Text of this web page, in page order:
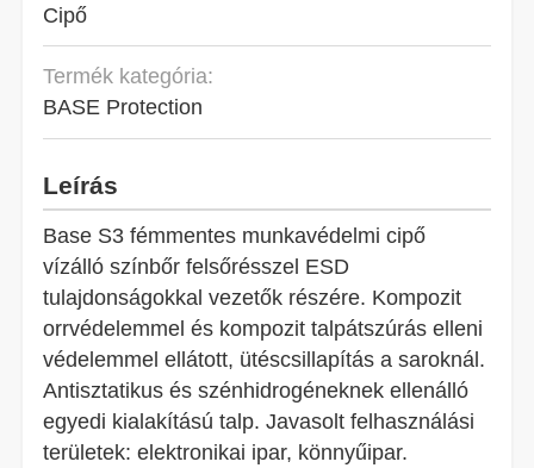
Cipő
Termék kategória:
BASE Protection
Leírás
Base S3 fémmentes munkavédelmi cipő
vízálló színbőr felsőrésszel ESD
tulajdonságokkal vezetők részére. Kompozit
orrvédelemmel és kompozit talpátszúrás elleni
védelemmel ellátott, ütéscsillapítás a saroknál.
Antisztatikus és szénhidrogéneknek ellenálló
egyedi kialakítású talp. Javasolt felhasználási
területek: elektronikai ipar, könnyűipar.